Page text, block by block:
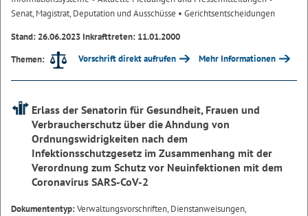
Senat, Magistrat, Deputation und Ausschüsse • Gerichtsentscheidungen
Stand: 26.06.2023 Inkrafttreten: 11.01.2000
Themen:
Vorschrift direkt aufrufen Mehr Informationen
Erlass der Senatorin für Gesundheit, Frauen und
Verbraucherschutz über die Ahndung von
Ordnungswidrigkeiten nach dem
Infektionsschutzgesetz im Zusammenhang mit der
Verordnung zum Schutz vor Neuinfektionen mit dem
Coronavirus SARS-CoV-2
Dokumententyp:Verwaltungsvorschriften, Dienstanweisungen,